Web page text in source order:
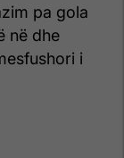
pa gola
në dhe
i